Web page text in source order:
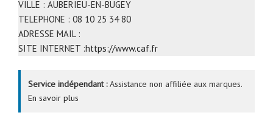
VILLE : AUBERIEU-EN-BUGEY
TELEPHONE : 08 10 25 34 80
ADRESSE MAIL :
SITE INTERNET :https://www.caf.fr
Service indépendant :Assistance non affiliée aux marques.
En savoir plus